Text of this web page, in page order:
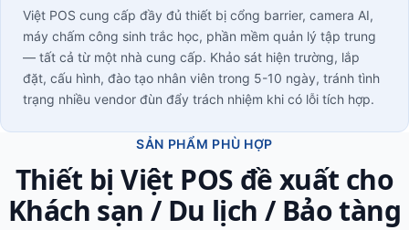
Việt POS cung cấp đầy đủ thiết bị cổng barrier, camera AI,
máy chấm công sinh trắc học, phần mềm quản lý tập trung
— tất cả từ một nhà cung cấp. Khảo sát hiện trường, lắp
đặt, cấu hình, đào tạo nhân viên trong 5-10 ngày, tránh tình
trạng nhiều vendor đùn đẩy trách nhiệm khi có lỗi tích hợp.
SẢN PHẨM PHÙ HỢP
Thiết bị Việt POS đề xuất cho
Khách sạn / Du lịch / Bảo tàng